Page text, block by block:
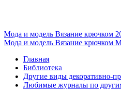
Мода и модель Вязание крючком
Мода и модель Вязание крючком
Главная
Библиотека
Другие виды декоративно-
Любимые журналы по